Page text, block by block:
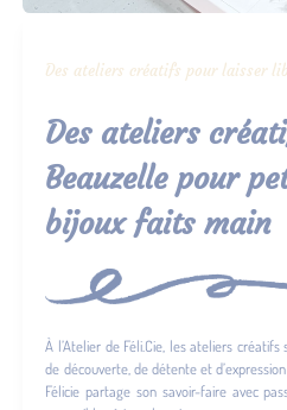
Des ateliers créatifs pour laisser
Des ateliers
Beauzelle pour
bijoux faits main
À l’Atelier de Féli.Cie, les ateliers
de découverte, de détente et
Félicie partage son savoir-faire avec